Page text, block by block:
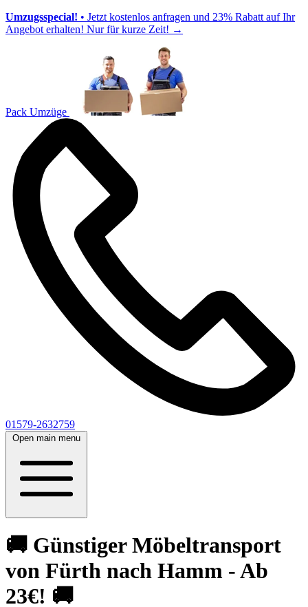
Umzugsspecial! • Jetzt kostenlos anfragen und 23% Rabatt auf Ihr
Angebot erhalten! Nur für kurze Zeit! →
Pack Umzüge
01579-2632759
Open main menu
🚚 Günstiger Möbeltransport
von Fürth nach Hamm - Ab
23€! 🚚